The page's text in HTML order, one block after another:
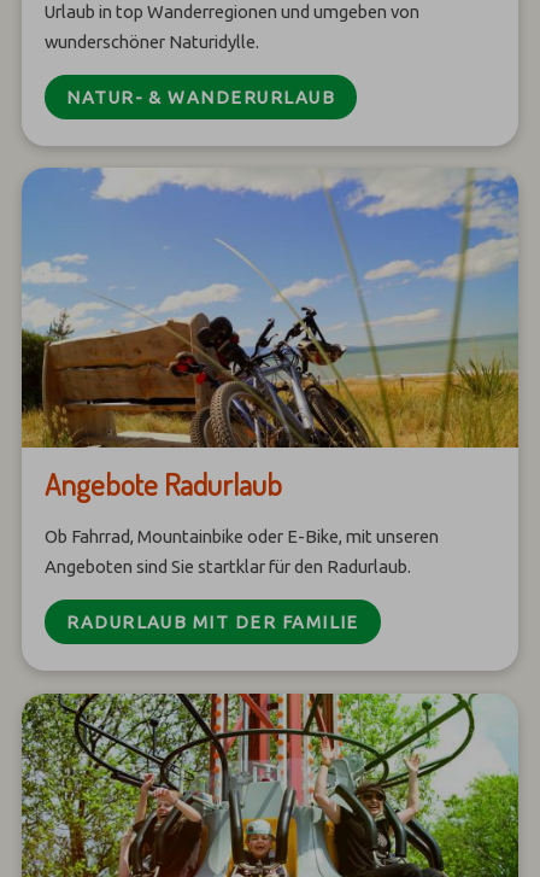
Urlaub in top Wanderregionen und umgeben von
wunderschöner Naturidylle.
NATUR- & WANDERURLAUB
Angebote Radurlaub
Ob Fahrrad, Mountainbike oder E-Bike, mit unseren
Angeboten sind Sie startklar für den Radurlaub.
RADURLAUB MIT DER FAMILIE